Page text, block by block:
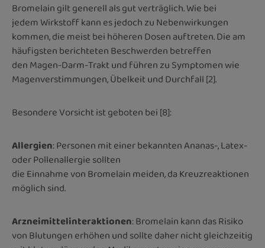
Bromelain gilt generell als gut verträglich. Wie bei
jedem Wirkstoff kann es jedoch zu Nebenwirkungen
kommen, die meist bei höheren Dosen auftreten. Die am
häufigsten berichteten Beschwerden betreffen
den Magen-Darm-Trakt und führen zu Symptomen wie
Magenverstimmungen, Übelkeit und Durchfall [2].
Besondere Vorsicht ist geboten bei [8]:
Allergien: Personen mit einer bekannten Ananas-, Latex-
oder Pollenallergie sollten
die Einnahme von Bromelain meiden, da Kreuzreaktionen
möglich sind.
Arzneimittelinteraktionen: Bromelain kann das Risiko
von Blutungen erhöhen und sollte daher nicht gleichzeitig